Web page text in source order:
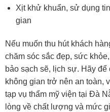
Xịt khử khuẩn, sử dụng
gian
Nếu muốn thu hút khách
chăm sóc sắc đẹp, sức
bảo sạch sẽ, lịch sự. Hãy
không gian trở nên an toàn,
tạp vụ thẩm mỹ viện tại Đà
lòng về chất lượng và mức